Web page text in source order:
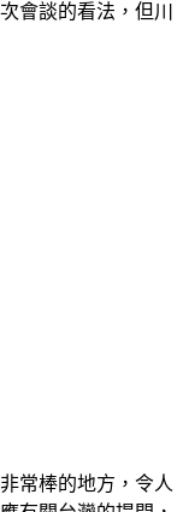
當兩人站在天壇前
會談的看法，但川